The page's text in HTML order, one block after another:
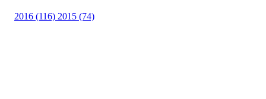
2016 (116) 2015 (74)